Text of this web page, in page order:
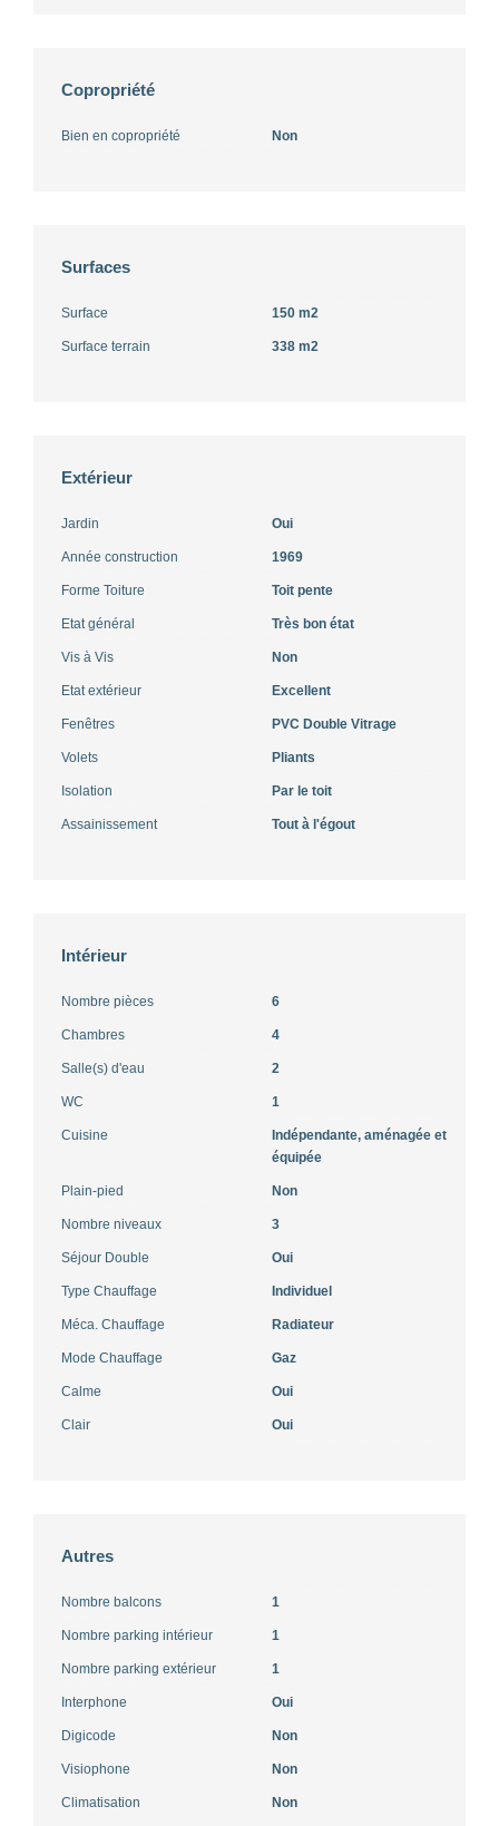
Copropriété
Bien en copropriété Non
Surfaces
Surface 150 m2
Surface terrain 338 m2
Extérieur
Jardin Oui
Année construction 1969
Forme Toiture Toit pente
Etat général Très bon état
Vis à Vis Non
Etat extérieur Excellent
Fenêtres PVC Double Vitrage
Volets Pliants
Isolation Par le toit
Assainissement Tout à l'égout
Intérieur
Nombre pièces 6
Chambres 4
Salle(s) d'eau 2
WC 1
Cuisine
Indépendante, aménagée et
équipée
Plain-pied Non
Nombre niveaux 3
Séjour Double Oui
Type Chauffage Individuel
Méca. Chauffage Radiateur
Mode Chauffage Gaz
Calme Oui
Clair Oui
Autres
Nombre balcons 1
Nombre parking intérieur 1
Nombre parking extérieur 1
Interphone Oui
Digicode Non
Visiophone Non
Climatisation Non